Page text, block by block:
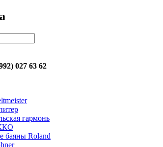
027 63 62
гармонь
баяны Roland